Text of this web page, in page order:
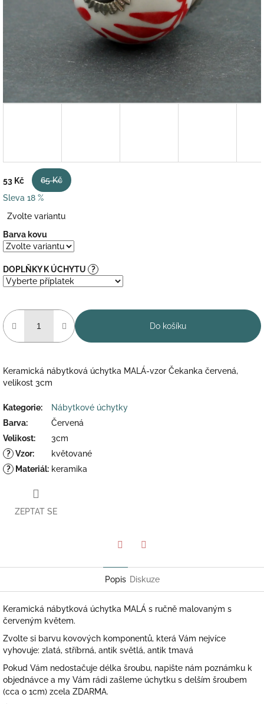
53 Kč
65 Kč
Sleva 18 %
cena:
Zvolte variantu
Barva kovu
DOPLŇKY K ÚCHYTU ?
Do košíku
Keramická nábytková úchytka MALÁ-vzor Čekanka červená,
velikost 3cm
Kategorie:
Nábytkové úchytky
Barva:
Červená
Velikost:
3cm
? Vzor:
květované
?
Materiál: keramika
ZEPTAT SE
Popis Diskuze
Keramická nábytková úchytka MALÁ s ručně malovaným s
červeným květem.
Zvolte si barvu kovových komponentů, která Vám nejvíce
vyhovuje: zlatá, stříbrná, antik světlá, antik tmavá
Pokud Vám nedostačuje délka šroubu, napište nám poznámku k
objednávce a my Vám rádi zašleme úchytku s delším šroubem
(cca o 1cm) zcela ZDARMA.